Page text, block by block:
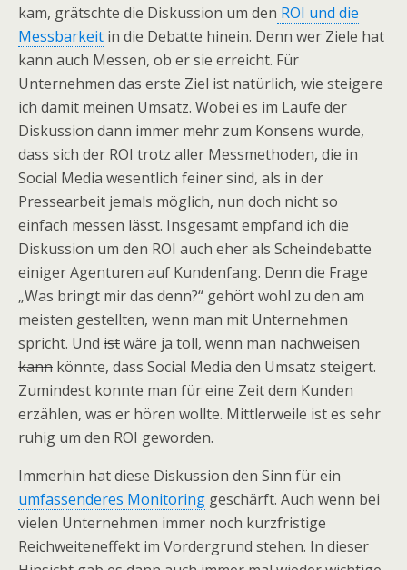
kam, grätschte die Diskussion um den ROI und die
Messbarkeit in die Debatte hinein. Denn wer Ziele hat
kann auch Messen, ob er sie erreicht. Für
Unternehmen das erste Ziel ist natürlich, wie steigere
ich damit meinen Umsatz. Wobei es im Laufe der
Diskussion dann immer mehr zum Konsens wurde,
dass sich der ROI trotz aller Messmethoden, die in
Social Media wesentlich feiner sind, als in der
Pressearbeit jemals möglich, nun doch nicht so
einfach messen lässt. Insgesamt empfand ich die
Diskussion um den ROI auch eher als Scheindebatte
einiger Agenturen auf Kundenfang. Denn die Frage
„Was bringt mir das denn?“ gehört wohl zu den am
meisten gestellten, wenn man mit Unternehmen
spricht. Und istwäre ja toll, wenn man nachweisen
kann könnte, dass Social Media den Umsatz steigert.
Zumindest konnte man für eine Zeit dem Kunden
erzählen, was er hören wollte. Mittlerweile ist es sehr
ruhig um den ROI geworden.
Immerhin hat diese Diskussion den Sinn für ein
umfassenderes Monitoring geschärft. Auch wenn bei
vielen Unternehmen immer noch kurzfristige
Reichweiteneffekt im Vordergrund stehen. In dieser